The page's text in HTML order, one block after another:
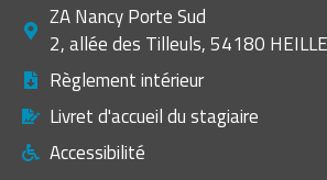
ZA Nancy Porte Sud
2, allée des Tilleuls, 54180
Règlement intérieur
Livret d'accueil du stagiaire
Accessibilité